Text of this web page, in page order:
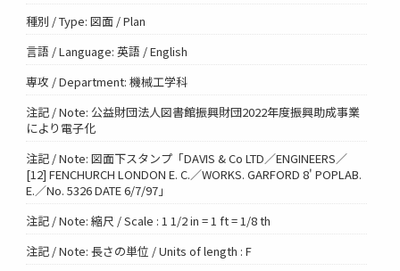
種別 / Type: 図面 / Plan
言語 / Language: 英語 / English
専攻 / Department: 機械工学科
注記 / Note: 公益財団法人図書館振興財団2022年度振興助成事業
により電子化
注記 / Note: 図面下スタンプ「DAVIS & Co LTD／ENGINEERS／
[12] FENCHURCH LONDON E. C.／WORKS. GARFORD 8' POPLAB.
E.／No. 5326 DATE 6/7/97」
注記 / Note: 縮尺 / Scale : 1 1/2 in = 1 ft = 1/8 th
注記 / Note: 長さの単位 / Units of length : F